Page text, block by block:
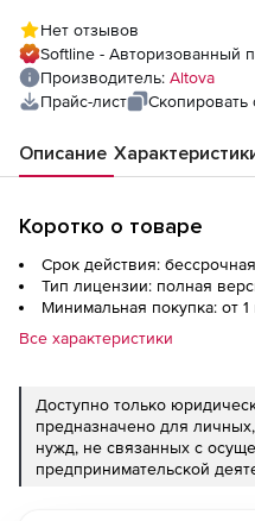
Нет отзывов
Softline - Авторизованный
Производитель: Altova
Прайс-лист
Скопировать
Описание
Коротко о товаре
Срок действия:
Тип лицензии: полная
Минимальная покупка: от 1
Все характеристики
Доступно только
предназначено для
нужд, не связанных с
предпринимательской